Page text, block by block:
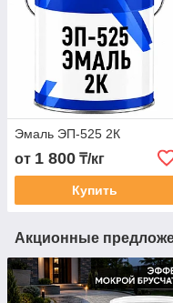
Эмаль ЭП-525 2К
от 1 800 ₸/кг
Купить
Акционные